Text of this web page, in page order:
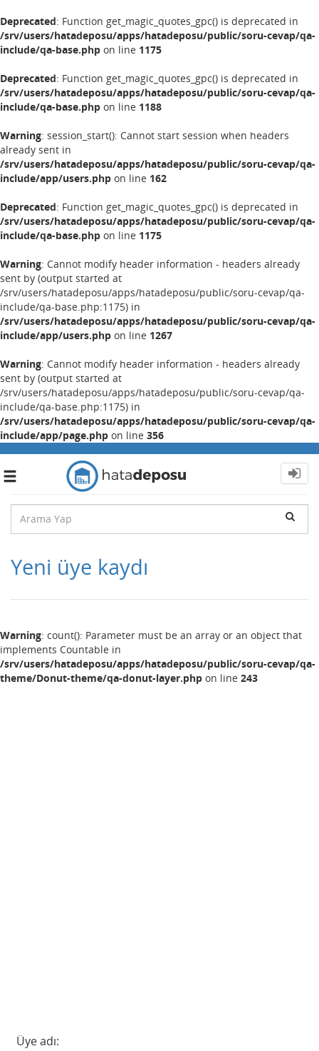
Deprecated: Function get_magic_quotes_gpc() is deprecated in
/srv/users/hatadeposu/apps/hatadeposu/public/soru-cevap/qa-
include/qa-base.php on line 1175
Deprecated: Function get_magic_quotes_gpc() is deprecated in
/srv/users/hatadeposu/apps/hatadeposu/public/soru-cevap/qa-
include/qa-base.php on line 1188
Warning: session_start(): Cannot start session when headers
already sent in
/srv/users/hatadeposu/apps/hatadeposu/public/soru-cevap/qa-
include/app/users.php on line 162
Deprecated: Function get_magic_quotes_gpc() is deprecated in
/srv/users/hatadeposu/apps/hatadeposu/public/soru-cevap/qa-
include/qa-base.php on line 1175
Warning: Cannot modify header information - headers already
sent by (output started at
/srv/users/hatadeposu/apps/hatadeposu/public/soru-cevap/qa-
include/qa-base.php:1175) in
/srv/users/hatadeposu/apps/hatadeposu/public/soru-cevap/qa-
include/app/users.php on line 1267
Warning: Cannot modify header information - headers already
sent by (output started at
/srv/users/hatadeposu/apps/hatadeposu/public/soru-cevap/qa-
include/qa-base.php:1175) in
/srv/users/hatadeposu/apps/hatadeposu/public/soru-cevap/qa-
include/app/page.php on line 356
Toggle
Yeni üye kaydı
Warning: count(): Parameter must be an array or an object that
implements Countable in
/srv/users/hatadeposu/apps/hatadeposu/public/soru-cevap/qa-
theme/Donut-theme/qa-donut-layer.php on line 243
Üye adı: